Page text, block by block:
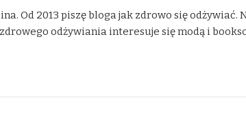
Od 2013 piszę bloga jak zdrowo się
odżywiania interesuje się modą i